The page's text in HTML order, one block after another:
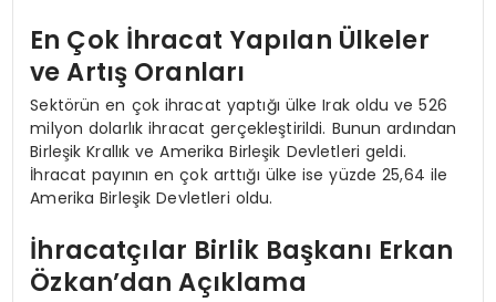
En Çok İhracat Yapılan Ülkeler
ve Artış Oranları
Sektörün en çok ihracat yaptığı ülke Irak oldu ve 526
milyon dolarlık ihracat gerçekleştirildi. Bunun ardından
Birleşik Krallık ve Amerika Birleşik Devletleri geldi.
İhracat payının en çok arttığı ülke ise yüzde 25,64 ile
Amerika Birleşik Devletleri oldu.
İhracatçılar Birlik Başkanı Erkan
Özkan’dan Açıklama